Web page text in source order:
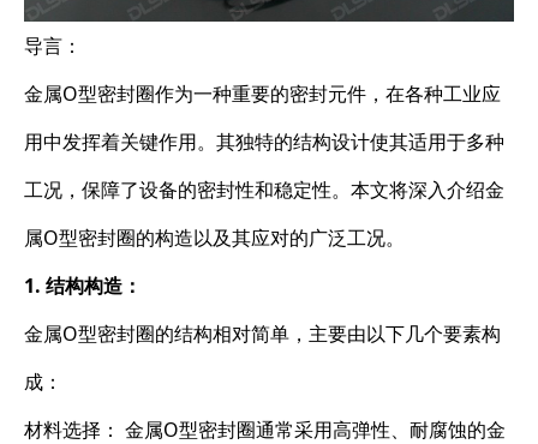
导言：
金属O型密封圈作为一种重要的密封元件，在各种工业应
用中发挥着关键作用。其独特的结构设计使其适用于多种
工况，保障了设备的密封性和稳定性。本文将深入介绍金
属O型密封圈的构造以及其应对的广泛工况。
1. 结构构造：
金属O型密封圈的结构相对简单，主要由以下几个要素构
成：
材料选择： 金属O型密封圈通常采用高弹性、耐腐蚀的金